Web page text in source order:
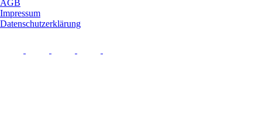
AGB
Impressum
Datenschutzerklärung